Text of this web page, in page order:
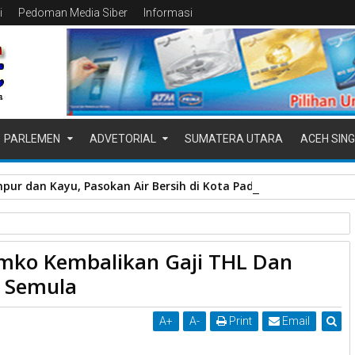
Pedoman Media Siber Informasi
PARLEMEN ADVETORIAL SUMATERA UTARA ACEH
dan Kayu, Pasokan Air Bersih di Kota Padang Terganggu
THL
Minta Pemko Payakumbuh
Tunjangan PNS Seperti Semula
Kembalikan Gaji THL Dan
A+ A- Print Email